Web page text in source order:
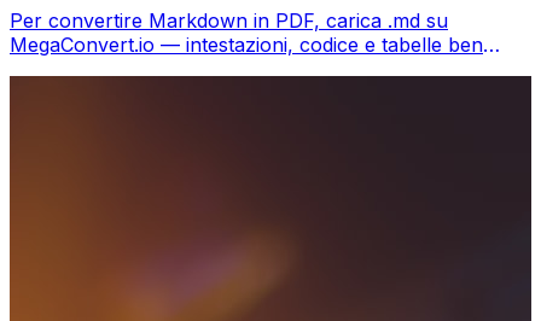
Per convertire Markdown in PDF, carica .md su
MegaConvert.io — intestazioni, codice e tabelle ben